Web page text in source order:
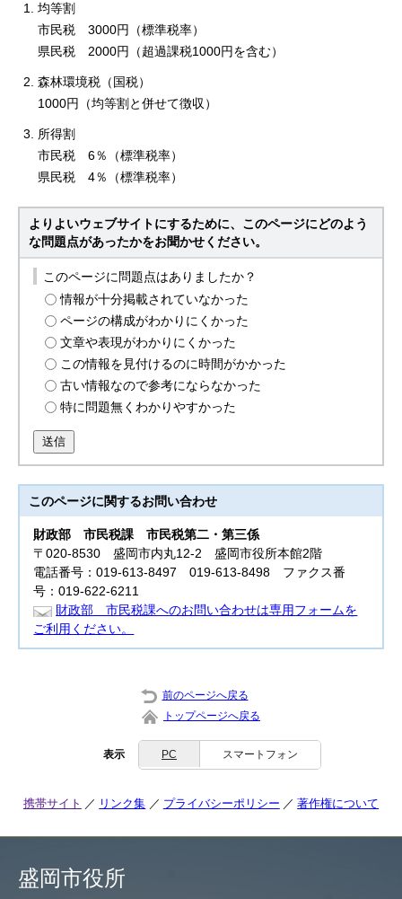
均等割
市民税 3000円（標準税率）
県民税 2000円（超過課税1000円を含む）
森林環境税（国税）
1000円（均等割と併せて徴収）
所得割
市民税 6％（標準税率）
県民税 4％（標準税率）
よりよいウェブサイトにするために、このページにどのよう
な問題点があったかをお聞かせください。
このページに問題点はありましたか？
情報が十分掲載されていなかった
ページの構成がわかりにくかった
文章や表現がわかりにくかった
この情報を見付けるのに時間がかかった
古い情報なので参考にならなかった
特に問題無くわかりやすかった
送信
このページに関するお問い合わせ
財政部市民税課 市民税第二・第三係
〒020-8530 盛岡市内丸12-2 盛岡市役所本館2階
電話番号：019-613-8497 019-613-8498 ファクス番
号：019-622-6211
財政部 市民税課へのお問い合わせは専用フォームを
ご利用ください。
前のページへ戻る
トップページへ戻る
表示 PC スマートフォン
携帯サイト リンク集 プライバシーポリシー 著作権について
盛岡市役所